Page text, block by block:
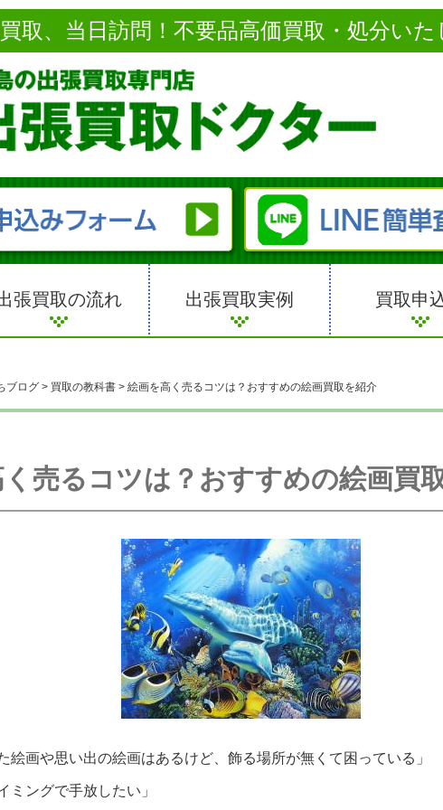
取、当日訪問！不要品高価買取・処分い
張買取の流れ 出張買取実例 買取申
ブログ > 買取の教科書 > 絵画を高く売るコツは？おすすめの絵画買取を紹介
売るコツは？おすすめの絵画買
絵画や思い出の絵画はあるけど、飾る場所が無くて困っている」
ミングで手放したい」